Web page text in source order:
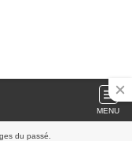
MENU
du passé.